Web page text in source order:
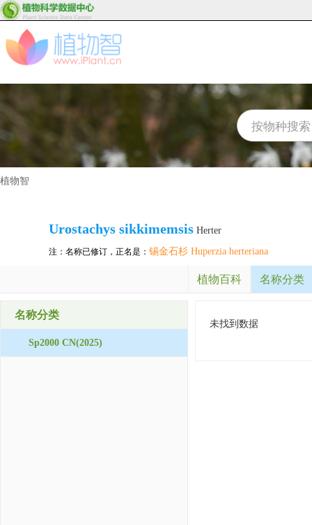
植物智
Urostachys sikkimemsis Herter
注：名称已修订，正名是： 锡金石杉 Huperzia herteriana
植物百科 名称分类
名称分类
Sp2000 CN(2025)
未找到数据